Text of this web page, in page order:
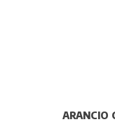
ARANCIO